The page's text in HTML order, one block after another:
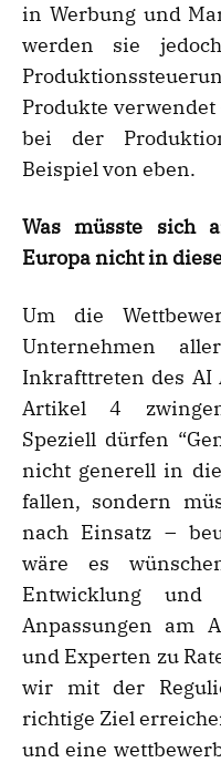
in Werbung und
werden sie
Produkte
bei der
Beispiel von eben.
Was müsste sich
Europa nicht in
Um die
Unternehmen
Inkrafttreten des AI
Artikel 4
Speziell dürfen
nicht generell in die
fallen, sondern
nach Einsatz –
wäre es
Entwicklung
Anpassungen am
und Experten zu
wir mit der
richtige Ziel
und eine